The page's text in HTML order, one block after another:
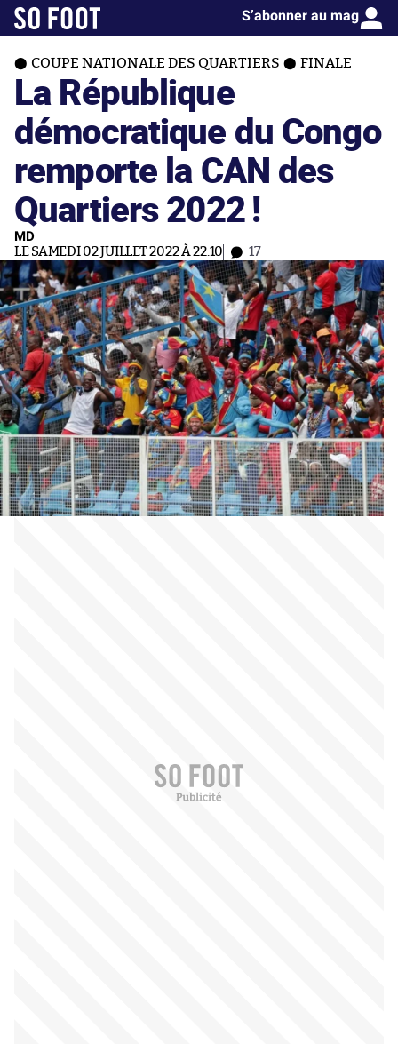
S’abonner au mag
COUPE NATIONALE DES QUARTIERS FINALE
La République
démocratique du Congo
remporte la CAN des
Quartiers 2022 !
MD
LE SAMEDI 02 JUILLET 2022 À 22:10 17